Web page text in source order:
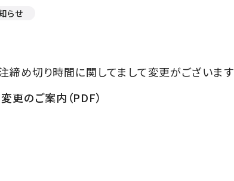
らせ
締め切り時間に関してまして変更がございます
更のご案内（PDF）